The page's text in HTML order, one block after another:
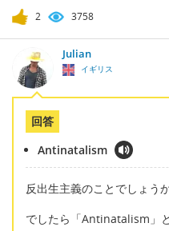
2 3758
Julian
イギリス
回答
Antinatalism
反出生主義のことでしょう
でしたら「Antinatalism」